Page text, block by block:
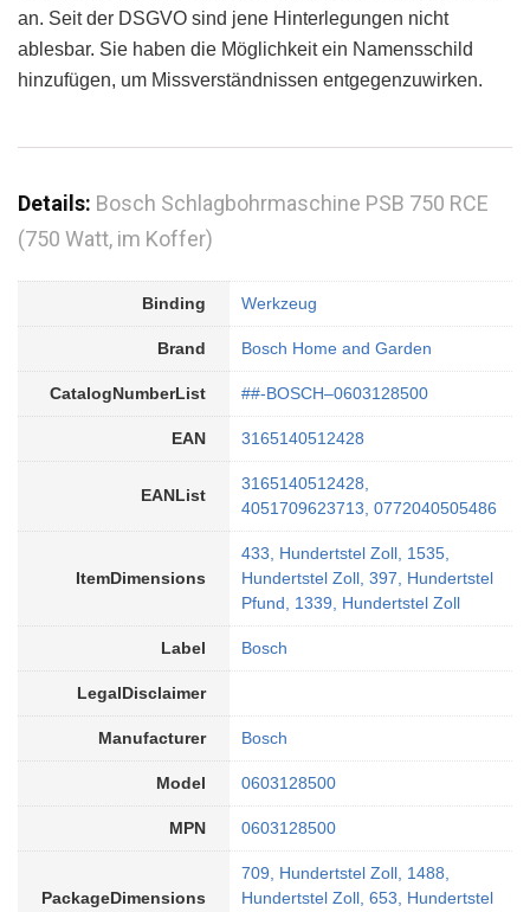
an. Seit der DSGVO sind jene Hinterlegungen nicht
ablesbar. Sie haben die Möglichkeit ein Namensschild
hinzufügen, um Missverständnissen entgegenzuwirken.
Details: Bosch Schlagbohrmaschine PSB 750 RCE
(750 Watt, im Koffer)
Binding Werkzeug
Brand Bosch Home and Garden
CatalogNumberList ##-BOSCH–0603128500
EAN 3165140512428
EANList
3165140512428,
4051709623713, 0772040505486
ItemDimensions
433, Hundertstel Zoll, 1535,
Hundertstel Zoll, 397, Hundertstel
Pfund, 1339, Hundertstel Zoll
Label Bosch
LegalDisclaimer
Manufacturer Bosch
Model 0603128500
MPN 0603128500
PackageDimensions
709, Hundertstel Zoll, 1488,
Hundertstel Zoll, 653, Hundertstel